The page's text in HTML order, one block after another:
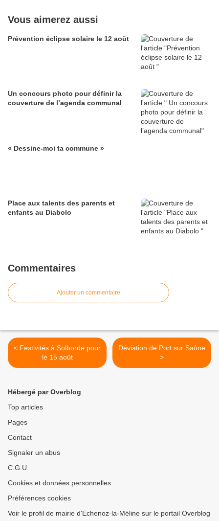
Vous aimerez aussi
Prévention éclipse solaire le 12 août
Un concours photo pour définir la
couverture de l’agenda communal
« Dessine-moi ta commune »
Place aux talents des parents et
enfants au Diabolo
Commentaires
Ajouter un commentaire
< Festivités à Solborde pour
le 15 août
Déviation de Port sur Saône
>
Hébergé par Overblog
Top articles
Pages
Contact
Signaler un abus
C.G.U.
Cookies et données personnelles
Préférences cookies
Voir le profil de mairie d'Echenoz-la-Méline sur le portail Overblog